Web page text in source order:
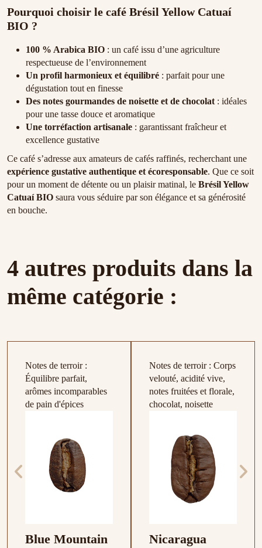
Pourquoi choisir le café Brésil Yellow Catuaí
BIO ?
100 % Arabica BIO : un café issu d’une agriculture
respectueuse de l’environnement
Un profil harmonieux et équilibré : parfait pour une
dégustation tout en finesse
Des notes gourmandes de noisette et de chocolat : idéales
pour une tasse douce et aromatique
Une torréfaction artisanale : garantissant fraîcheur et
excellence gustative
Ce café s’adresse aux amateurs de cafés raffinés, recherchant une
expérience gustative authentique et écoresponsable. Que ce soit
pour un moment de détente ou un plaisir matinal, le Brésil Yellow
Catuaí BIO saura vous séduire par son élégance et sa générosité
en bouche.
4 autres produits dans la
même catégorie :
Notes de terroir :
Équilibre parfait,
arômes incomparables
de pain d'épices
Blue Mountain
Notes de terroir : Corps
velouté, acidité vive,
notes fruitées et florale,
chocolat, noisette
Nicaragua